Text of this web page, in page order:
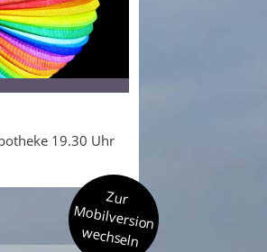
19.30 Uhr
Zur
Mobilversion
wechseln